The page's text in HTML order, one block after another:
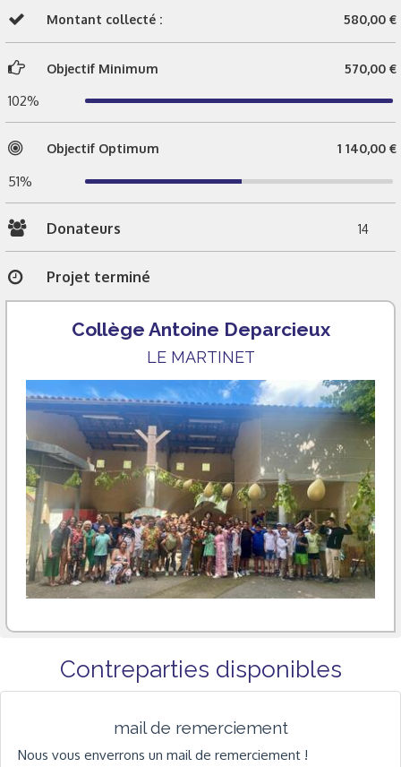
Montant collecté : 580,00 €
Objectif Minimum 570,00 €
102%
Objectif Optimum 1 140,00 €
51%
Donateurs 14
Projet terminé
Collège Antoine Deparcieux
LE MARTINET
Contreparties disponibles
mail de remerciement
Nous vous enverrons un mail de remerciement !